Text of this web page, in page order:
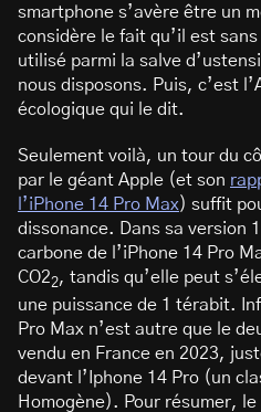
smartphone s’avère être un
considère le fait qu’il est
utilisé parmi la salve
nous disposons. Puis, c’est
écologique qui le dit.
Seulement voilà, un tour du
par le géant Apple (et son
l’iPhone 14 Pro Max) suffit
dissonance. Dans sa version
carbone de l’iPhone 14 Pro
CO22, tandis qu’elle peut
une puissance de 1 térabit.
Pro Max n’est autre que le
vendu en France en 2023,
devant l’Iphone 14 Pro (un
Homogène). Pour résumer,